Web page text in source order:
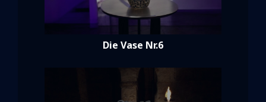
Die Vase Nr.6